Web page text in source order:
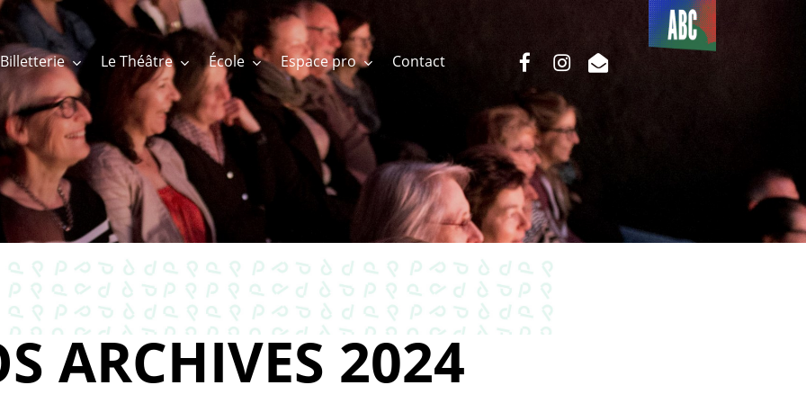
Billetterie Le Théâtre École Espace pro Contact
Du côté
de l’ABC
facebookinstagram
email
ARCHIVES 2024